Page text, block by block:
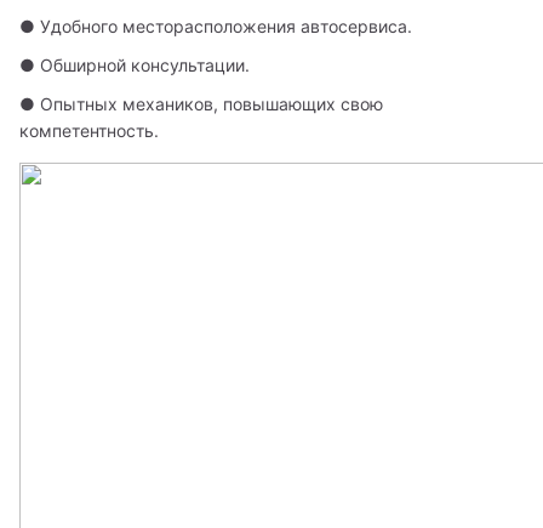
● Удобного месторасположения автосервиса.
● Обширной консультации.
● Опытных механиков, повышающих свою
компетентность.